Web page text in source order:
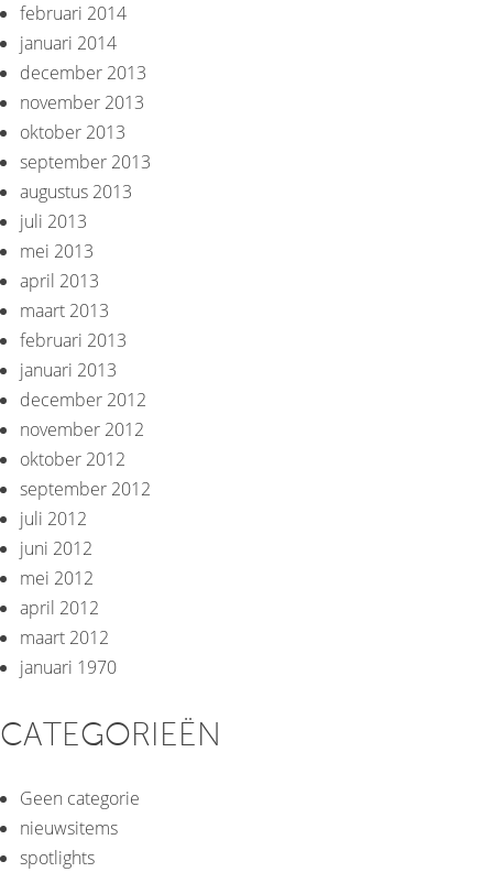
februari 2014
januari 2014
december 2013
november 2013
oktober 2013
september 2013
augustus 2013
juli 2013
mei 2013
april 2013
maart 2013
februari 2013
januari 2013
december 2012
november 2012
oktober 2012
september 2012
juli 2012
juni 2012
mei 2012
april 2012
maart 2012
januari 1970
CATEGORIEËN
Geen categorie
nieuwsitems
spotlights